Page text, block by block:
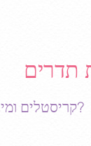
תדרים
קריסטלים ומינרלים – מה בדיוק זה עושה?